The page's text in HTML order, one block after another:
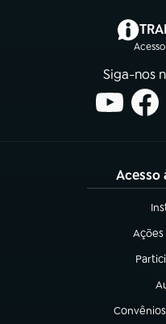
Siga-nos
Acesso
Ações
(abre
(abre
(abre em